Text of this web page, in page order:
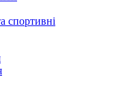
спортивні